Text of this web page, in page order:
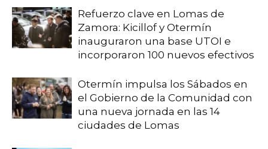
Refuerzo clave en Lomas de
Zamora: Kicillof y Otermín
inauguraron una base UTOI e
incorporaron 100 nuevos efectivos
Otermín impulsa los Sábados en
el Gobierno de la Comunidad con
una nueva jornada en las 14
ciudades de Lomas